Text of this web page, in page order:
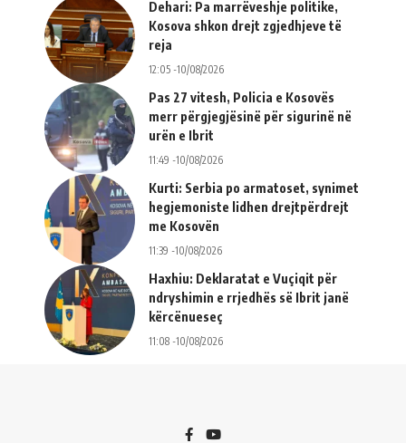
Dehari: Pa marrëveshje politike,
Kosova shkon drejt zgjedhjeve të
reja
12:05 -10/08/2026
Pas 27 vitesh, Policia e Kosovës
merr përgjegjësinë për sigurinë në
urën e Ibrit
11:49 -10/08/2026
Kurti: Serbia po armatoset, synimet
hegjemoniste lidhen drejtpërdrejt
me Kosovën
11:39 -10/08/2026
Haxhiu: Deklaratat e Vuçiqit për
ndryshimin e rrjedhës së Ibrit janë
kërcënueseç
11:08 -10/08/2026